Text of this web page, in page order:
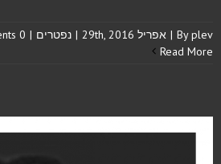
Byplev
| אפריל 29th, 2016 | נפטרים |
0 Comments
Read More